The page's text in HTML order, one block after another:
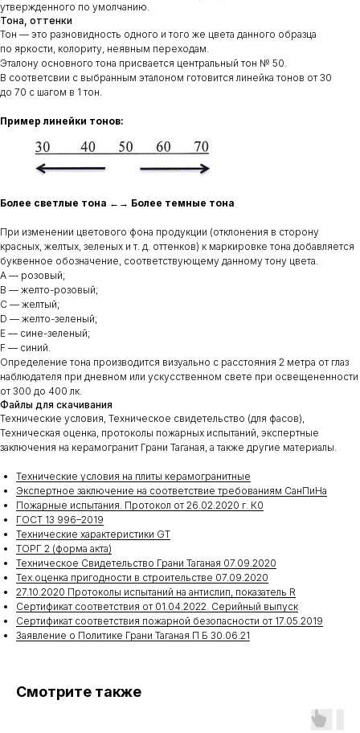
утвержденного по умолчанию.
Тона, оттенки
Тон — это разновидность одного и того же цвета данного образца
по яркости, колориту, неявным переходам.
Эталону основного тона присвается центральный тон № 50.
В соответсвии с выбранным эталоном готовится линейка тонов от 30
до 70 с шагом в 1 тон.
Пример линейки тонов:
Более светлые тона ←→ Более темные тона
При изменении цветового фона продукции (отклонения в сторону
красных, желтых, зеленых и т. д. оттенков) к маркировке тона добавляется
буквенное обозначение, соответствующему данному тону цвета.
A — розовый;
B — желто-розовый;
С — желтый;
D — желто-зеленый;
E — сине-зеленый;
F — синий.
Определение тона производится визуально с расстояния 2 метра от глаз
наблюдателя при дневном или ускусственном свете при освещененности
от 300 до 400 лк.
Файлы для скачивания
Технические условия, Техническое свидетельство (для фасов),
Техническая оценка, протоколы пожарных испытаний, экспертные
заключения на керамогранит Грани Таганая, а также другие материалы.
Технические условия на плиты керамогранитные
Экспертное заключение на соответствие требованиям СанПиНа
Пожарные испытания. Протокол от 26.02.2020 г. К0
ГОСТ 13 996–2019
Технические характеристики GT
ТОРГ 2 (форма акта)
Техническое Свидетельство Грани Таганая 07.09.2020
Тех.оценка пригодности в строительстве 07.09.2020
27.10.2020 Протоколы испытаний на антислип, показатель R
Сертификат соответствия от 01.04.2022. Серийный выпуск
Сертификат соответствия пожарной безопасности от 17.05.2019
Заявление о Политике Грани Таганая П Б 30.06.21
Смотрите также